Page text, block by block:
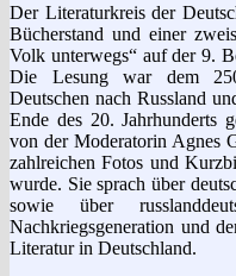
Der Literaturkreis der
Bücherstand und einer
Volk unterwegs“ auf der 9.
Die Lesung war dem
Deutschen nach Russland
Ende des 20. Jahrhunderts
von der Moderatorin Agnes
zahlreichen Fotos und
wurde. Sie sprach über
sowie über
Nachkriegsgeneration und
Literatur in Deutschland.